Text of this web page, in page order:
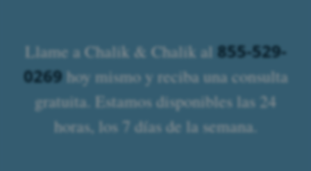
Llame a Chalik & Chalik al 855-529-
0269hoy mismo y reciba una consulta
gratuita. Estamos disponibles las 24
horas, los 7 días de la semana.